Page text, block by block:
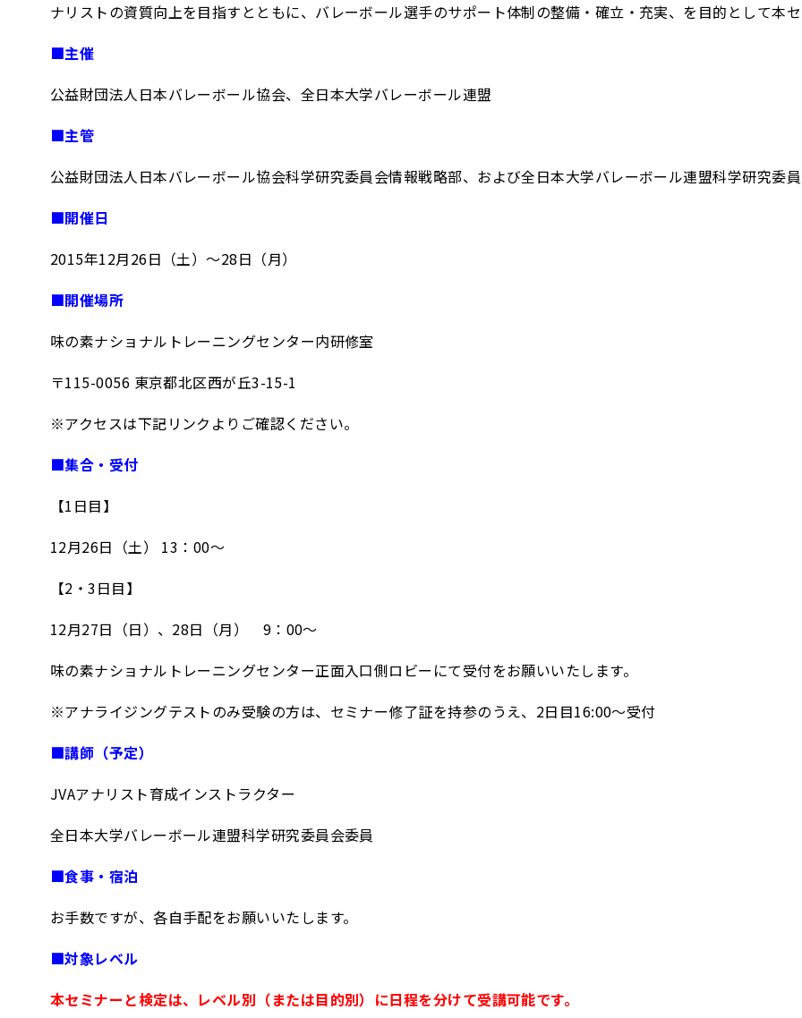
ナリストの資質向上を目指すとともに、バレーボール選手のサポート体制の整備・確立・充実、を目的として本セ
■主催
公益財団法人日本バレーボール協会、全日本大学バレーボール連盟
■主管
公益財団法人日本バレーボール協会科学研究委員会情報戦略部、および全日本大学バレーボール連盟科学研究委
■開催日
2015年12月26日（土）～28日（月）
■開催場所
味の素ナショナルトレーニングセンター内研修室
〒115-0056 東京都北区西が丘3-15-1
※アクセスは下記リンクよりご確認ください。
■集合・受付
【1日目】
12月26日（土） 13：00～
【2・3日目】
12月27日（日）、28日（月） 9：00～
味の素ナショナルトレーニングセンター正面入口側ロビーにて受付をお願いいたします。
※アナライジングテストのみ受験の方は、セミナー修了証を持参のうえ、2日目16:00～受付
■講師（予定）
JVAアナリスト育成インストラクター
全日本大学バレーボール連盟科学研究委員会委員
■食事・宿泊
お手数ですが、各自手配をお願いいたします。
■対象レベル
本セミナーと検定は、レベル別（または目的別）に日程を分けて受講可能です。